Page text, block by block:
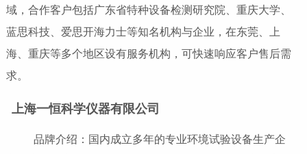
域，合作客户包括广东省特种设备检测研究院、重庆大学、
蓝思科技、爱思开海力士等知名机构与企业，在东莞、上
海、重庆等多个地区设有服务机构，可快速响应客户售后需
求。
上海一恒科学仪器有限公司
品牌介绍：国内成立多年的专业环境试验设备生产企